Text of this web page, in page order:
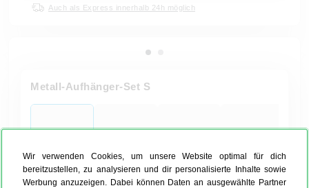
Wir verwenden Cookies, um unsere Website optimal für dich
bereitzustellen, zu analysieren und dir personalisierte Inhalte sowie
Werbung anzuzeigen. Dabei können Daten an ausgewählte Partner
Auch als Express innerhalb 24h möglich
Metall-Aufhänger-Set S
Maße und Lieferumfang